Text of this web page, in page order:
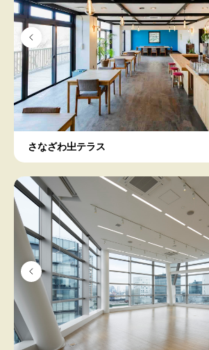
さなざわ㞢テラス